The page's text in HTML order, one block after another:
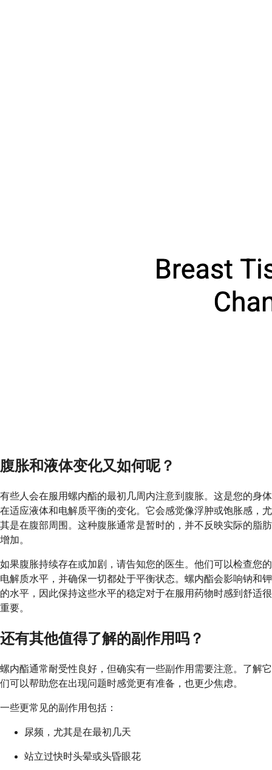
腹胀和液体变化又如何呢？
有些人会在服用螺内酯的最初几周内注意到腹胀。这是您的身体
在适应液体和电解质平衡的变化。它会感觉像浮肿或饱胀感，尤
其是在腹部周围。这种腹胀通常是暂时的，并不反映实际的脂肪
增加。
如果腹胀持续存在或加剧，请告知您的医生。他们可以检查您的
电解质水平，并确保一切都处于平衡状态。螺内酯会影响钠和钾
的水平，因此保持这些水平的稳定对于在服用药物时感到舒适很
重要。
还有其他值得了解的副作用吗？
螺内酯通常耐受性良好，但确实有一些副作用需要注意。了解它
们可以帮助您在出现问题时感觉更有准备，也更少焦虑。
一些更常见的副作用包括：
尿频，尤其是在最初几天
站立过快时头晕或头昏眼花